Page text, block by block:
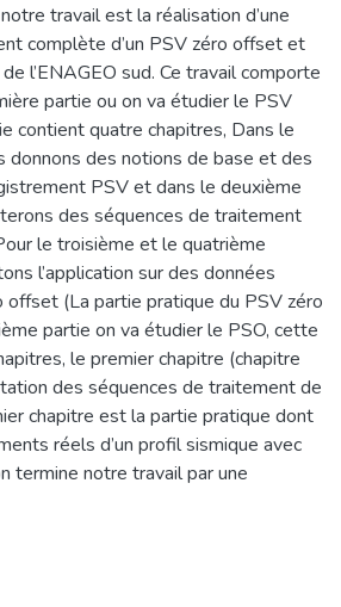
travail est la réalisation d’une
complète d’un PSV zéro offset et
l’ENAGEO sud. Ce travail comporte
partie ou on va étudier le PSV
contient quatre chapitres, Dans le
donnons des notions de base et des
PSV et dans le deuxième
des séquences de traitement
le troisième et le quatrième
l’application sur des données
offset (La partie pratique du PSV zéro
partie on va étudier le PSO, cette
le premier chapitre (chapitre
des séquences de traitement de
chapitre est la partie pratique dont
réels d’un profil sismique avec
termine notre travail par une